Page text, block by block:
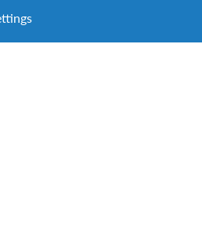
gastgezin